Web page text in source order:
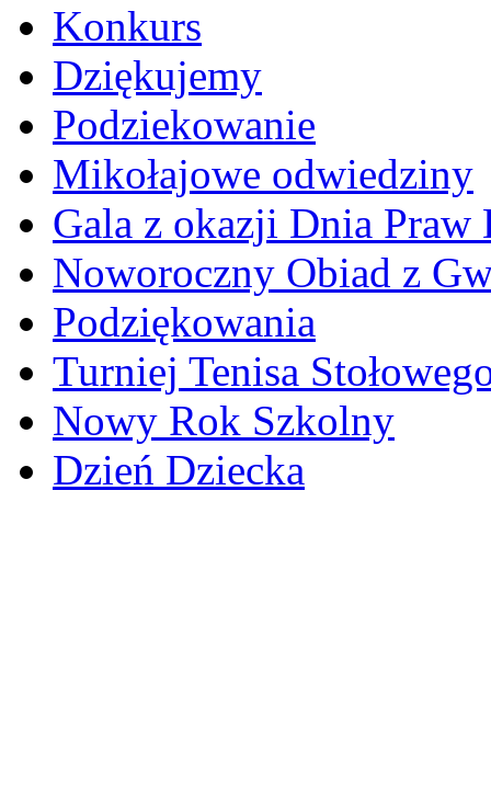
Konkurs
Dziękujemy
Podziekowanie
Mikołajowe odwiedziny
Gala z okazji Dnia Praw
Noworoczny Obiad z
Podziękowania
Turniej Tenisa
Nowy Rok Szkolny
Dzień Dziecka